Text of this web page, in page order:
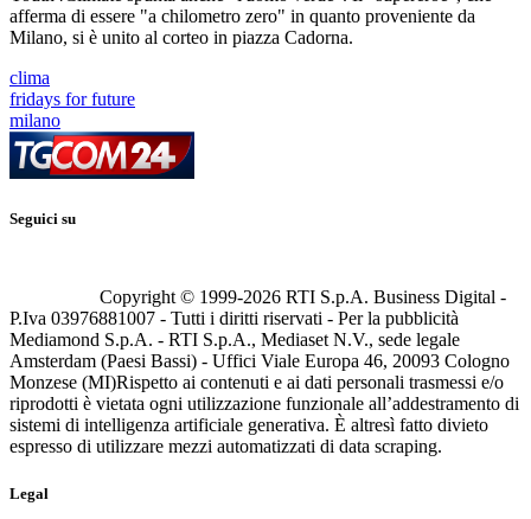
afferma di essere "a chilometro zero" in quanto proveniente da
Milano, si è unito al corteo in piazza Cadorna.
clima
fridays for future
milano
Seguici su
Copyright © 1999-2026 RTI S.p.A. Business Digital -
P.Iva 03976881007 - Tutti i diritti riservati - Per la pubblicità
Mediamond S.p.A. - RTI S.p.A., Mediaset N.V., sede legale
Amsterdam (Paesi Bassi) - Uffici Viale Europa 46, 20093 Cologno
Monzese (MI)Rispetto ai contenuti e ai dati personali trasmessi e/o
riprodotti è vietata ogni utilizzazione funzionale all’addestramento di
sistemi di intelligenza artificiale generativa. È altresì fatto divieto
espresso di utilizzare mezzi automatizzati di data scraping.
Legal